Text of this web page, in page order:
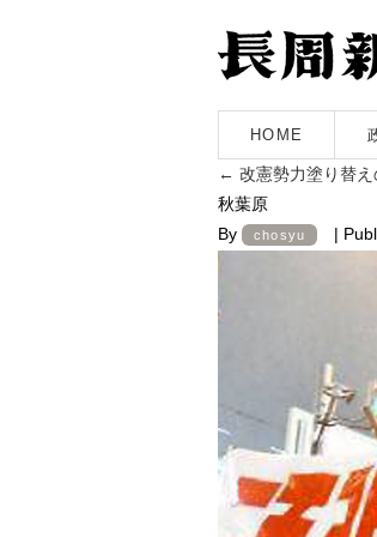
HOME
← 改憲勢力塗り替
秋葉原
By
chosyu |